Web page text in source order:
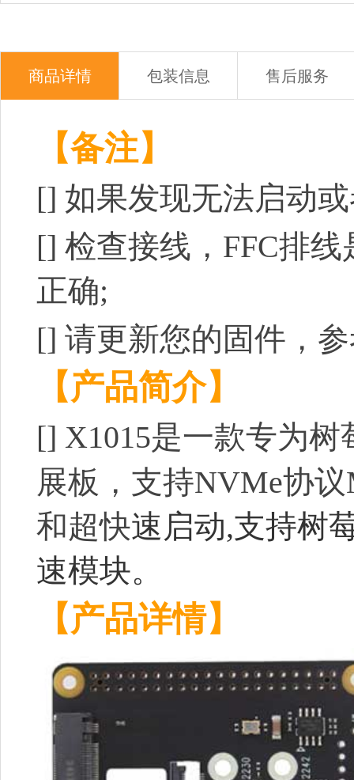
商品详情 包装信息 售后服务
【备注】
[] 如果发现无法启动
[] 检查接线，FFC排
正确;
[] 请更新您的固件，
【产品简介】
[] X1015是一款专为树
展板 ，支持NVMe协
和超快速启动,支持树
速模块。
【产品详情】